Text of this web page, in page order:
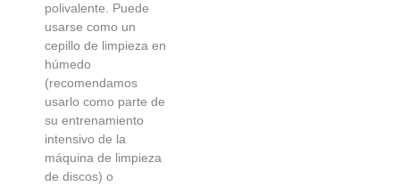
polivalente. Puede
usarse como un
cepillo de limpieza en
húmedo
(recomendamos
usarlo como parte de
su entrenamiento
intensivo de la
máquina de limpieza
de discos) o